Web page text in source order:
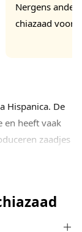
Nergens
chiazaad voor
Hispanica. De
en heeft vaak
zaadjes
van